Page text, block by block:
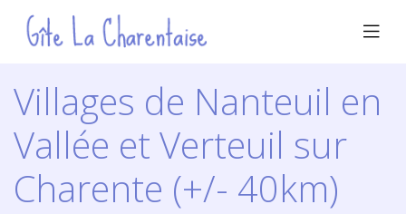
Villages de Nanteuil en
Vallée et Verteuil sur
Charente (+/- 40km)